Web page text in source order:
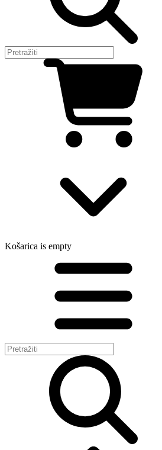
Košarica is empty